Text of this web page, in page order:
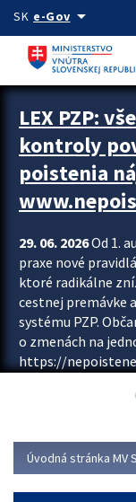
Preskocit na hlavný
SK e-Govarrow_drop_down
Zastavit automatický
LEX PZP:
kontroly
poistenia
29. 06. 2026Od 1.
praxe nové
ktoré radikálne
cestnej premávke
systému PZP.
o zmenách na
https://
asociácie
Viac
Úvodná stránka MV